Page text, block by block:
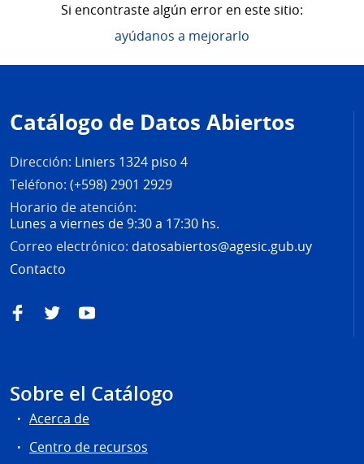
Si encontraste algún error en este sitio:
ayúdanos a mejorarlo
de
página
Catálogo de Datos Abiertos
Dirección: Liniers 1324 piso 4
Teléfono: (+598) 2901 2929
Horario de atención:
Lunes a viernes de 9:30 a 17:30 hs.
Correo electrónico: datosabiertos@agesic.gub.uy
Contacto
FacebookTwitterYouTube
Sobre el Catálogo
Acerca de
Centro de recursos